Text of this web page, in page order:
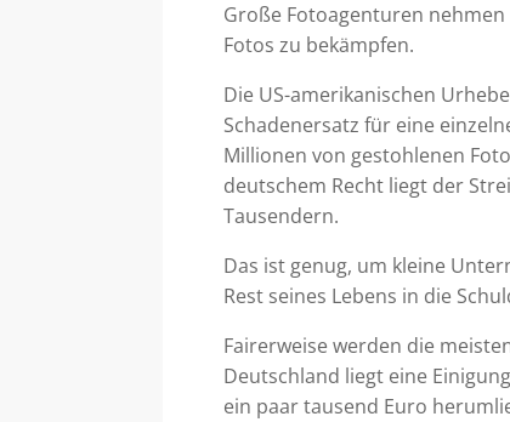
Große Fotoagenturen
Fotos zu bekämpfen.
Die US-amerikanischen
Schadenersatz für eine
Millionen von gestohlenen
deutschem Recht liegt der
Tausendern.
Das ist genug, um kleine
Rest seines Lebens in die
Fairerweise werden die
Deutschland liegt eine
ein paar tausend Euro